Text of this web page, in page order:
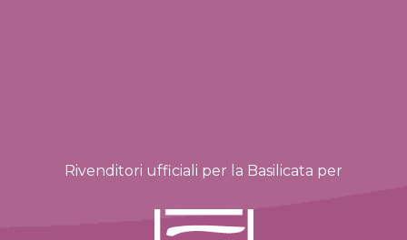
Rivenditori ufficiali per la Basilicata per